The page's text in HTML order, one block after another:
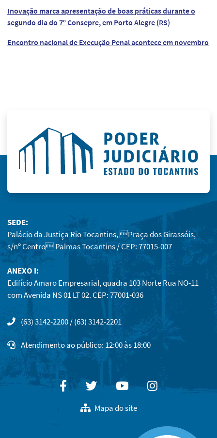
Inovação marca apresentação de boas práticas durante o
segundo dia do 7º Consepre, em Porto Alegre (RS)
Encontro nacional de Execução Penal acontece em novembro
SEDE:
Palácio da Justiça Rio Tocantins, Praça dos Girassóis,
s/nº Centro Palmas Tocantins / CEP: 77015-007
ANEXO I:
Edifício Amaro Empresarial, quadra 103 Norte Rua NO-11
com Avenida NS 01 LT 02. CEP: 77001-036
(63) 3142-2200 / (63) 3142-2201
Atendimento ao público: 12:00 às 18:00
FacebookTwitterYoutubeInstagram
Mapa do site